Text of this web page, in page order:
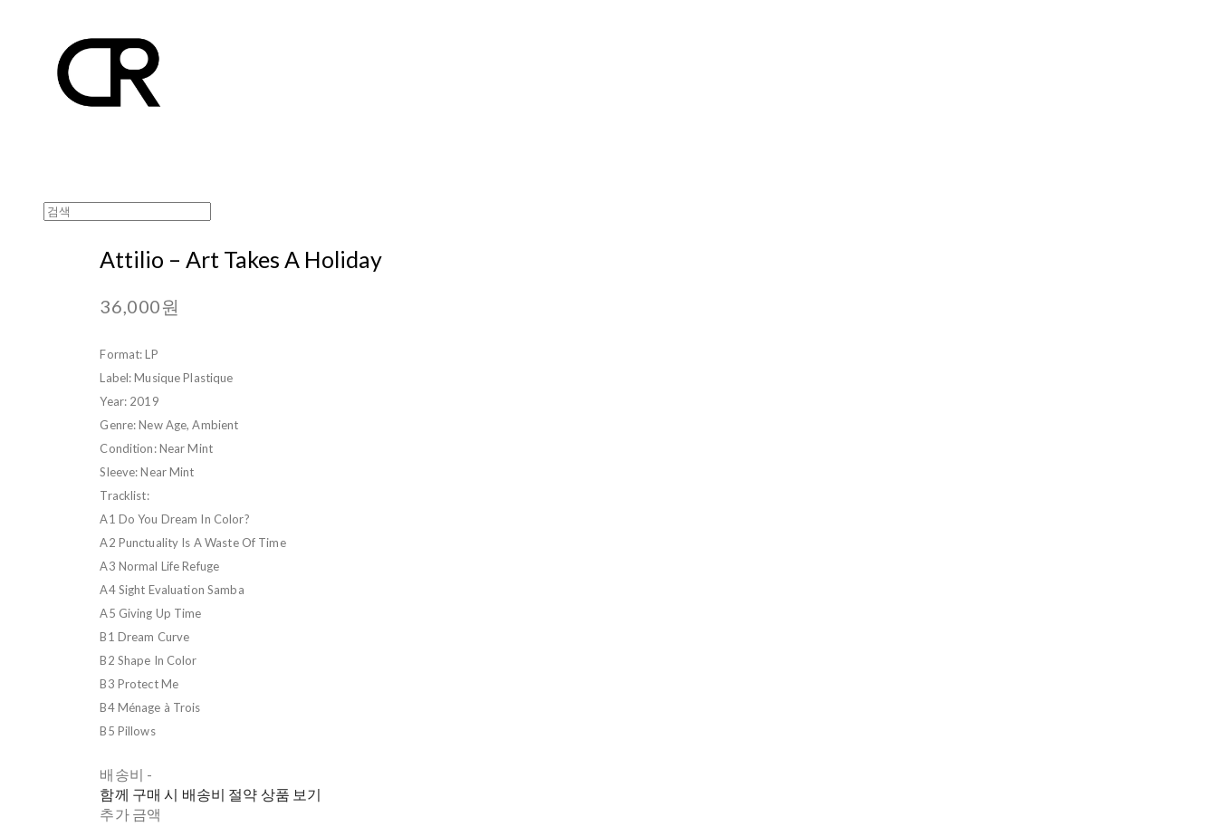
Attilio ‎– Art Takes A Holiday
36,000원
Format: LP
Label: Musique Plastique ‎
Year: 2019
Genre: New Age, Ambient
Condition: Near Mint
Sleeve: Near Mint
Tracklist:
A1 Do You Dream In Color?
A2 Punctuality Is A Waste Of Time
A3 Normal Life Refuge
A4 Sight Evaluation Samba
A5 Giving Up Time
B1 Dream Curve
B2 Shape In Color
B3 Protect Me
B4 Ménage à Trois
B5 Pillows
배송비 -
함께 구매 시 배송비 절약 상품 보기
추가 금액